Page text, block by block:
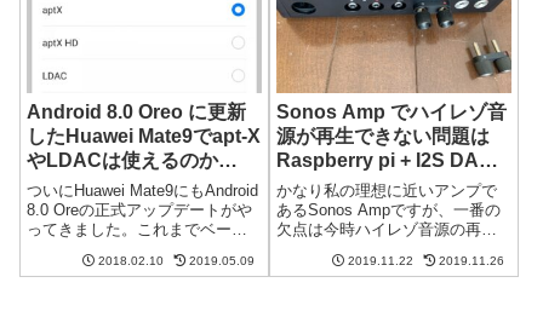
Android 8.0 Oreo に更新
したHuawei Mate9でapt-X
やLDACは使えるのか
(18/8/05 追記有)
ついにHuawei Mate9にもAndroid
8.0 Oreの正式アップデートがや
ってきました。これまでベータ
したが、今回はすべてのユーザ
2018.02.10 2019.05.09
Sonos Amp でハイレゾ音
源が再生できない問題は
Raspberry pi + I2S DAC
で解決
かなり私の理想に近いアンプで
あるSonos Ampですが、一番の
欠点は今時ハイレゾ音源の再生
どころかPCMの24-bitも再生でき
2019.11.22 2019.11.26